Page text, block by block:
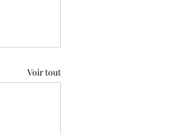
Voir tout